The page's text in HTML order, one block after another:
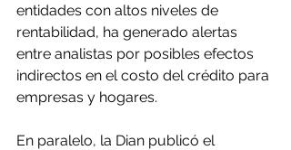
entidades con altos niveles de
rentabilidad, ha generado alertas
entre analistas por posibles efectos
indirectos en el costo del crédito para
empresas y hogares.
En paralelo, la Dian publicó el